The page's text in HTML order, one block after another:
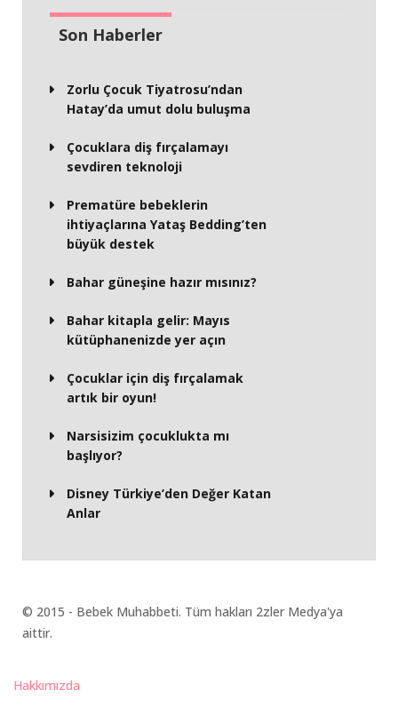
Son Haberler
Zorlu Çocuk Tiyatrosu’ndan
Hatay’da umut dolu buluşma
Çocuklara diş fırçalamayı
sevdiren teknoloji
Prematüre bebeklerin
ihtiyaçlarına Yataş Bedding’ten
büyük destek
Bahar güneşine hazır mısınız?
Bahar kitapla gelir: Mayıs
kütüphanenizde yer açın
Çocuklar için diş fırçalamak
artık bir oyun!
Narsisizim çocuklukta mı
başlıyor?
Disney Türkiye’den Değer Katan
Anlar
© 2015 - Bebek Muhabbeti. Tüm hakları 2zler Medya'ya
aittir.
Hakkımızda